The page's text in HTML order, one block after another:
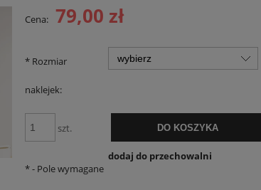
Cena nie zawiera ewentualnych kosztów
płatności
Cena: 79,00 zł
* Rozmiar
naklejek:
szt. DO KOSZYKA
dodaj do przechowalni
*- Pole wymagane